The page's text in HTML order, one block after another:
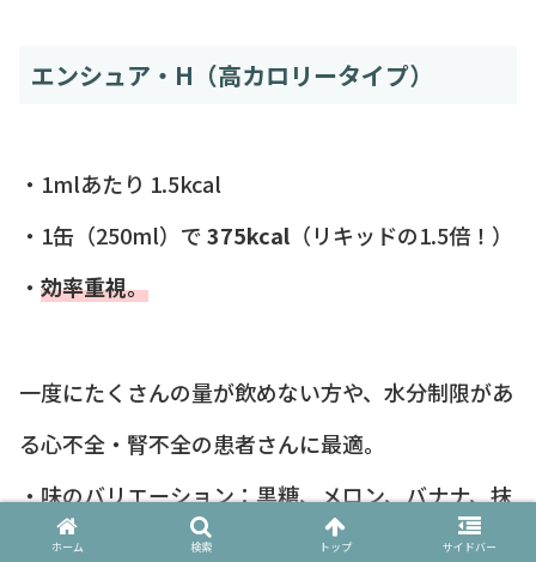
エンシュア・H（高カロリータイプ）
・1mlあたり 1.5kcal
・1缶（250ml）で375kcal （リキッドの1.5倍！）
・ 効率重視。
一度にたくさんの量が飲めない方や、水分制限があ
る心不全・腎不全の患者さんに最適。
・味のバリエーション：黒糖、メロン、バナナ、抹
茶など種類が豊富で飽きにくい。
ホーム 検索 トップ サイドバー